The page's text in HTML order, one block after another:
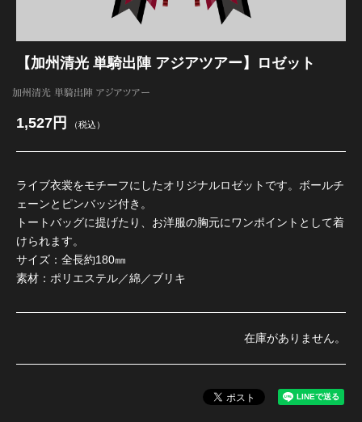
【加州清光 単騎出陣 アジアツアー】ロゼット
加州清光 単騎出陣 アジアツアー
1,527円 （税込）
ライブ衣裳をモチーフにしたオリジナルロゼットです。ボールチ
ェーンとピンバッジ付き。
トートバッグに提げたり、お洋服の胸元にワンポイントとして着
けられます。
サイズ：全長約180㎜
素材：ポリエステル／綿／ブリキ
在庫がありません。